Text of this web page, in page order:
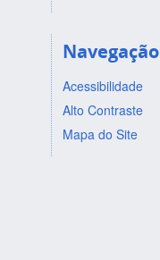
Navegação
Acessibilidade
Alto Contraste
Mapa do Site